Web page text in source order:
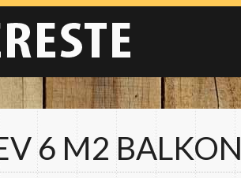
6 M2 BALKON